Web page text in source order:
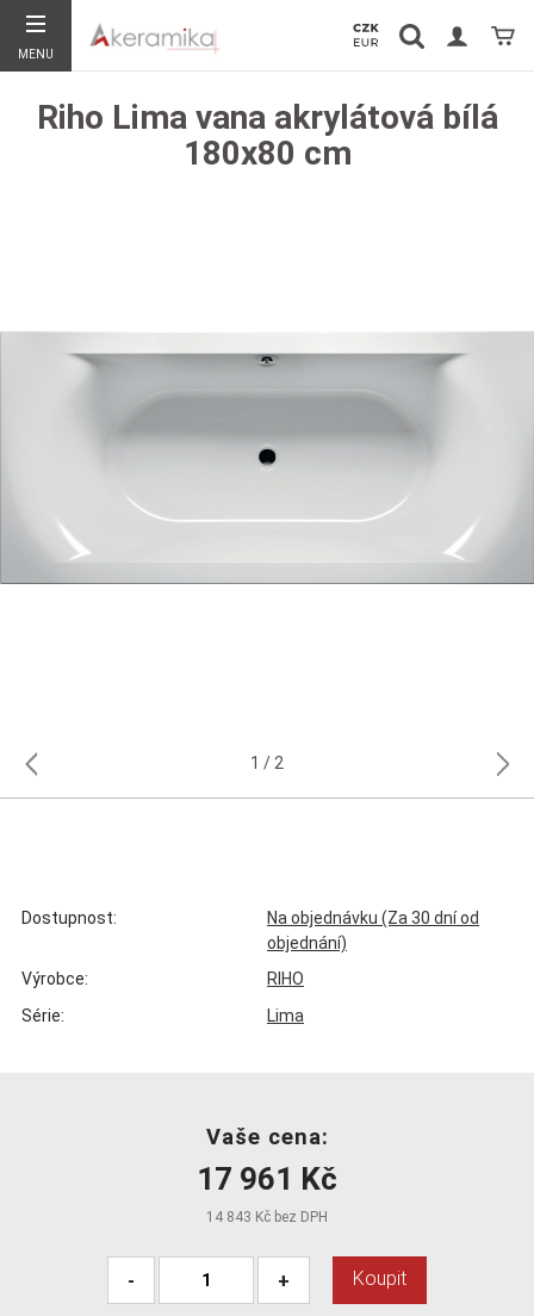
MENU
Vyhledávání Košík
Riho Lima vana akrylátová bílá
180x80 cm
1 2
Dostupnost:
Na objednávku (Za 30 dní od
objednání)
Výrobce:
RIHO
Série:
Lima
Vaše cena:
17 961 Kč
14 843 Kč bez DPH
- + Koupit